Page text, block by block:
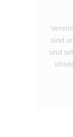
sind
und